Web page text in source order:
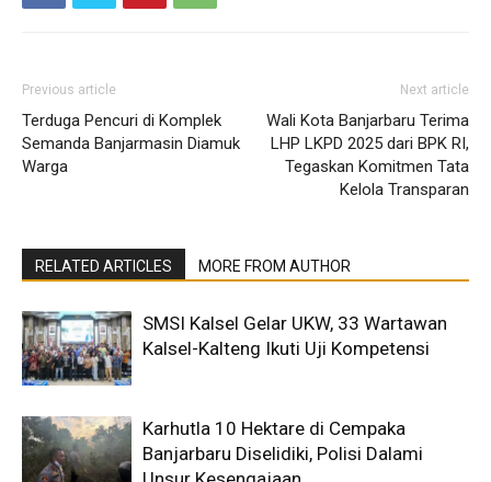
Previous article
Terduga Pencuri di Komplek
Semanda Banjarmasin Diamuk
Warga
Next article
Wali Kota Banjarbaru Terima
LHP LKPD 2025 dari BPK RI,
Tegaskan Komitmen Tata
Kelola Transparan
RELATED ARTICLES MORE FROM AUTHOR
SMSI Kalsel Gelar UKW, 33 Wartawan
Kalsel-Kalteng Ikuti Uji Kompetensi
Karhutla 10 Hektare di Cempaka
Banjarbaru Diselidiki, Polisi Dalami